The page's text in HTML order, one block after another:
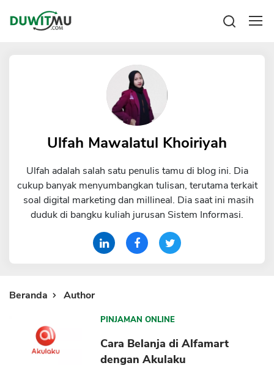
Investasi
Mengelola keuangan
Pinjaman Online
Hutang
Pinjaman
KTA
KPR
Kredit Usaha
Pinjaman Online
Sekuritas Saham
Crypto
Assets Crypto
Ulfah Mawalatul Khoiriyah
Ulfah adalah salah satu penulis tamu di blog ini. Dia
cukup banyak menyumbangkan tulisan, terutama terkait
soal digital marketing dan millineal. Dia saat ini masih
duduk di bangku kuliah jurusan Sistem Informasi.
Beranda Author
PINJAMAN ONLINE
Cara Belanja di Alfamart
dengan Akulaku